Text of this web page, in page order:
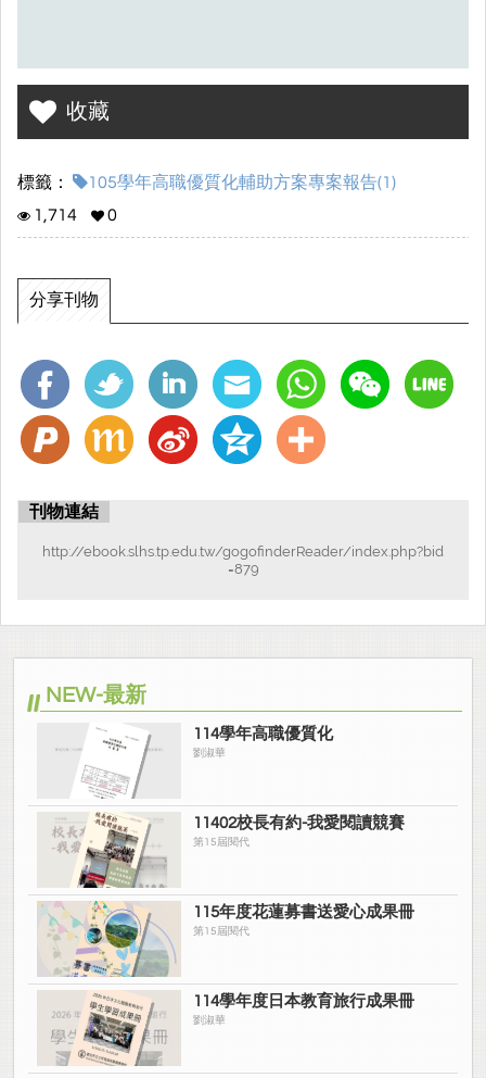
收藏
標籤：
105學年高職優質化輔助方案專案報告(1)
1,714
0
分享刊物
刊物連結
http://ebook.slhs.tp.edu.tw/gogofinderReader/index.php?bid
=879
NEW-最新
114學年高職優質化
劉淑華
11402校長有約-我愛閱讀競賽
第15屆閱代
115年度花蓮募書送愛心成果冊
第15屆閱代
114學年度日本教育旅行成果冊
劉淑華